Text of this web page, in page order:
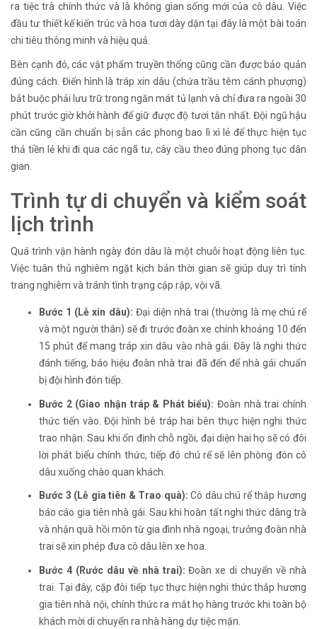
ra tiệc trà chính thức và là không gian sống mới của cô dâu. Việc
đầu tư thiết kế kiến trúc và hoa tươi dày dặn tại đây là một bài toán
chi tiêu thông minh và hiệu quả.
Bên cạnh đó, các vật phẩm truyền thống cũng cần được bảo quản
đúng cách. Điển hình là tráp xin dâu (chứa trầu têm cánh phượng)
bắt buộc phải lưu trữ trong ngăn mát tủ lạnh và chỉ đưa ra ngoài 30
phút trước giờ khởi hành để giữ được độ tươi tắn nhất. Đội ngũ hậu
cần cũng cần chuẩn bị sẵn các phong bao lì xì lẻ để thực hiện tục
thả tiền lẻ khi đi qua các ngã tư, cây cầu theo đúng phong tục dân
gian.
Trình tự di chuyển và kiểm soát
lịch trình
Quá trình vận hành ngày đón dâu là một chuỗi hoạt động liên tục.
Việc tuân thủ nghiêm ngặt kịch bản thời gian sẽ giúp duy trì tính
trang nghiêm và tránh tình trạng cập rập, vội vã.
Bước 1 (Lễ xin dâu): Đại diện nhà trai (thường là mẹ chú rể
và một người thân) sẽ đi trước đoàn xe chính khoảng 10 đến
15 phút để mang tráp xin dâu vào nhà gái. Đây là nghi thức
đánh tiếng, báo hiệu đoàn nhà trai đã đến để nhà gái chuẩn
bị đội hình đón tiếp.
Bước 2 (Giao nhận tráp & Phát biểu): Đoàn nhà trai chính
thức tiến vào. Đội hình bê tráp hai bên thực hiện nghi thức
trao nhận. Sau khi ổn định chỗ ngồi, đại diện hai họ sẽ có đôi
lời phát biểu chính thức, tiếp đó chú rể sẽ lên phòng đón cô
dâu xuống chào quan khách.
Bước 3 (Lễ gia tiên & Trao quà): Cô dâu chú rể thắp hương
báo cáo gia tiên nhà gái. Sau khi hoàn tất nghi thức dâng trà
và nhận quà hồi môn từ gia đình nhà ngoại, trưởng đoàn nhà
trai sẽ xin phép đưa cô dâu lên xe hoa.
Bước 4 (Rước dâu về nhà trai): Đoàn xe di chuyển về nhà
trai. Tại đây, cặp đôi tiếp tục thực hiện nghi thức thắp hương
gia tiên nhà nội, chính thức ra mắt họ hàng trước khi toàn bộ
khách mời di chuyển ra nhà hàng dự tiệc mặn.